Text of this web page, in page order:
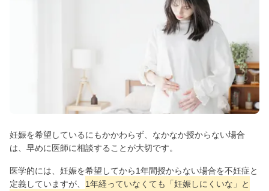
妊娠を希望しているにもかかわらず、なかなか授からない場合
は、早めに医師に相談することが大切です。
医学的には、妊娠を希望してから1年間授からない場合を不妊症と
定義していますが、 1年経っていなくても「妊娠しにくいな」と